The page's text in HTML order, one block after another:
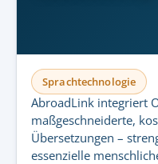
Sprachtechnologie
AbroadLink integriert
maßgeschneiderte,
Übersetzungen –
essenzielle